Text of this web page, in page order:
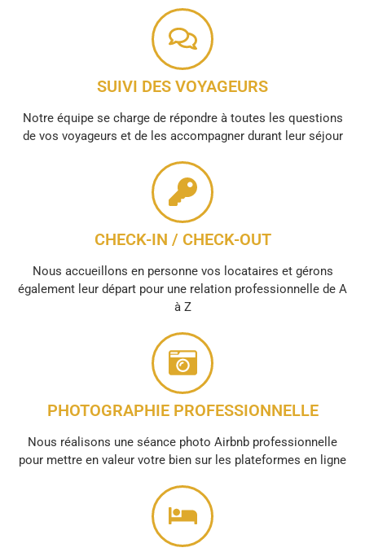
SUIVI DES VOYAGEURS
Notre équipe se charge de répondre à toutes les questions
de vos voyageurs et de les accompagner durant leur séjour
CHECK-IN / CHECK-OUT
Nous accueillons en personne vos locataires et gérons
également leur départ pour une relation professionnelle de A
à Z
PHOTOGRAPHIE PROFESSIONNELLE
Nous réalisons une séance photo Airbnb professionnelle
pour mettre en valeur votre bien sur les plateformes en ligne